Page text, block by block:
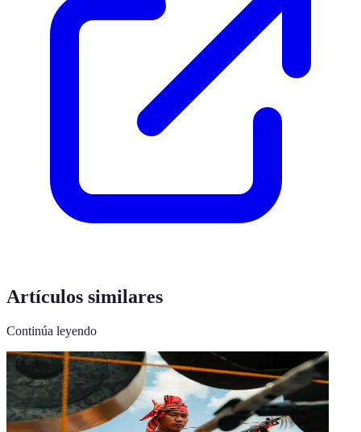
Artículos similares
Continúa leyendo